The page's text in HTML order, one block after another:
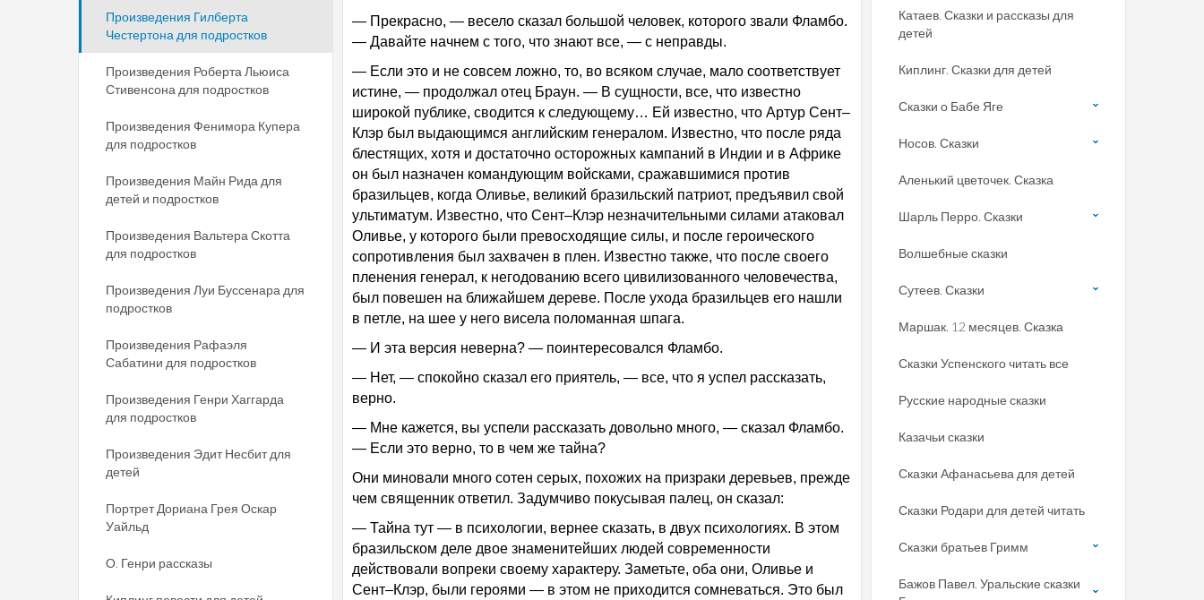
— Прекрасно, — весело сказал большой человек, которого звали Фламбо.
— Давайте начнем с того, что знают все, — с неправды.
— Если это и не совсем ложно, то, во всяком случае, мало соответствует
истине, — продолжал отец Браун. — В сущности, все, что известно
широкой публике, сводится к следующему… Ей известно, что Артур Сент–
Клэр был выдающимся английским генералом. Известно, что после ряда
блестящих, хотя и достаточно осторожных кампаний в Индии и в Африке
он был назначен командующим войсками, сражавшимися против
бразильцев, когда Оливье, великий бразильский патриот, предъявил свой
ультиматум. Известно, что Сент–Клэр незначительными силами атаковал
Оливье, у которого были превосходящие силы, и после героического
сопротивления был захвачен в плен. Известно также, что после своего
пленения генерал, к негодованию всего цивилизованного человечества,
был повешен на ближайшем дереве. После ухода бразильцев его нашли
в петле, на шее у него висела поломанная шпага.
— И эта версия неверна? — поинтересовался Фламбо.
— Нет, — спокойно сказал его приятель, — все, что я успел рассказать,
верно.
— Мне кажется, вы успели рассказать довольно много, — сказал Фламбо.
— Если это верно, то в чем же тайна?
Они миновали много сотен серых, похожих на призраки деревьев, прежде
чем священник ответил. Задумчиво покусывая палец, он сказал:
— Тайна тут — в психологии, вернее сказать, в двух психологиях. В этом
бразильском деле двое знаменитейших людей современности
действовали вопреки своему характеру. Заметьте, оба они, Оливье и
Сент–Клэр, были героями — в этом не приходится сомневаться. Это был
Произведения Гилберта
Честертона для подростков
Произведения Роберта Льюиса
Стивенсона для подростков
Произведения Фенимора Купера
для подростков
Произведения Майн Рида для
детей и подростков
Произведения Вальтера Скотта
для подростков
Произведения Луи Буссенара для
подростков
Произведения Рафаэля
Сабатини для подростков
Произведения Генри Хаггарда
для подростков
Произведения Эдит Несбит для
детей
Портрет Дориана Грея Оскар
Уайльд
О. Генри рассказы
Катаев. Сказки и рассказы для
детей
Киплинг. Сказки для детей
Сказки о Бабе Яге
Носов. Сказки
Аленький цветочек. Сказка
Шарль Перро. Сказки
Волшебные сказки
Сутеев. Сказки
Маршак. 12 месяцев. Сказка
Сказки Успенского читать все
Русские народные сказки
Казачьи сказки
Сказки Афанасьева для детей
Сказки Родари для детей читать
Сказки братьев Гримм
Бажов Павел. Уральские сказки